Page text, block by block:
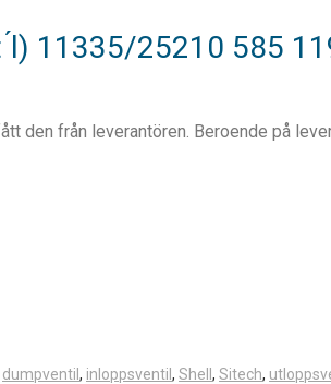
11335/25210 585
den från leverantören. Beroende på
dumpventil, inloppsventil, Shell, Sitech,